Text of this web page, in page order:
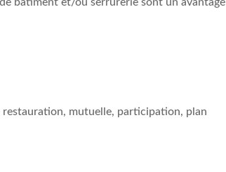
mutuelle, participation, plan